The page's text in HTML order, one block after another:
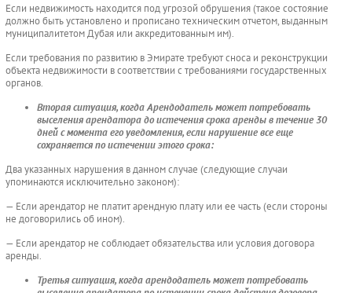
Если недвижимость находится под угрозой обрушения (такое состояние
должно быть установлено и прописано техническим отчетом, выданным
муниципалитетом Дубая или аккредитованным им).
Если требования по развитию в Эмирате требуют сноса и реконструкции
объекта недвижимости в соответствии с требованиями государственных
органов.
Вторая ситуация, когда Арендодатель может потребовать
выселения арендатора до истечения срока аренды в течение 30
дней с момента его уведомления, если нарушение все еще
сохраняется по истечении этого срока:
Два указанных нарушения в данном случае (следующие случаи
упоминаются исключительно законом):
— Если арендатор не платит арендную плату или ее часть (если стороны
не договорились об ином).
— Если арендатор не соблюдает обязательства или условия договора
аренды.
Третья ситуация, когда арендодатель может потребовать